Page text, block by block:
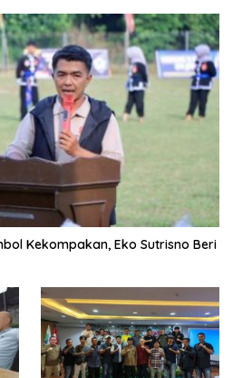
Kekompakan, Eko Sutrisno Beri